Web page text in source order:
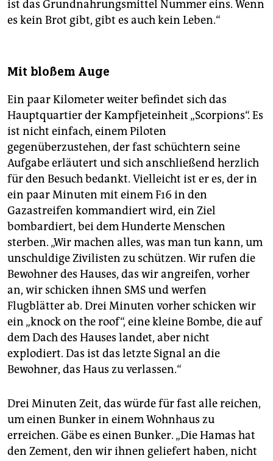
ist das Grundnahrungsmittel Nummer eins. Wenn
es kein Brot gibt, gibt es auch kein Leben.“
Mit bloßem Auge
Ein paar Kilometer weiter befindet sich das
Hauptquartier der Kampfjeteinheit „Scorpions“. Es
ist nicht einfach, einem Piloten
gegenüberzustehen, der fast schüchtern seine
Aufgabe erläutert und sich anschließend herzlich
für den Besuch bedankt. Vielleicht ist er es, der in
ein paar Minuten mit einem F16 in den
Gazastreifen kommandiert wird, ein Ziel
bombardiert, bei dem Hunderte Menschen
sterben. „Wir machen alles, was man tun kann, um
unschuldige Zivilisten zu schützen. Wir rufen die
Bewohner des Hauses, das wir angreifen, vorher
an, wir schicken ihnen SMS und werfen
Flugblätter ab. Drei Minuten vorher schicken wir
ein „knock on the roof“, eine kleine Bombe, die auf
dem Dach des Hauses landet, aber nicht
explodiert. Das ist das letzte Signal an die
Bewohner, das Haus zu verlassen.“
Drei Minuten Zeit, das würde für fast alle reichen,
um einen Bunker in einem Wohnhaus zu
erreichen. Gäbe es einen Bunker. „Die Hamas hat
den Zement, den wir ihnen geliefert haben, nicht